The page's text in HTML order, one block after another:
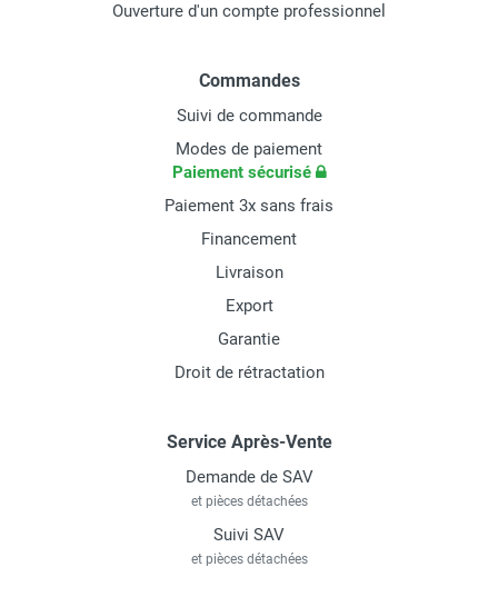
Ouverture d'un compte professionnel
Commandes
Suivi de commande
Modes de paiement
Paiement sécurisé
Paiement 3x sans frais
Financement
Livraison
Export
Garantie
Droit de rétractation
Service Après-Vente
Demande de SAV
et pièces détachées
Suivi SAV
et pièces détachées